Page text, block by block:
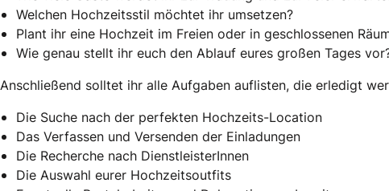
Welchen Hochzeitsstil möchtet ihr umsetzen?
Plant ihr eine Hochzeit im Freien oder in geschlossenen
Wie genau stellt ihr euch den Ablauf eures großen Tages
Anschließend solltet ihr alle Aufgaben auflisten, die erledigt
Die Suche nach der perfekten Hochzeits-Location
Das Verfassen und Versenden der Einladungen
Die Recherche nach DienstleisterInnen
Die Auswahl eurer Hochzeitsoutfits